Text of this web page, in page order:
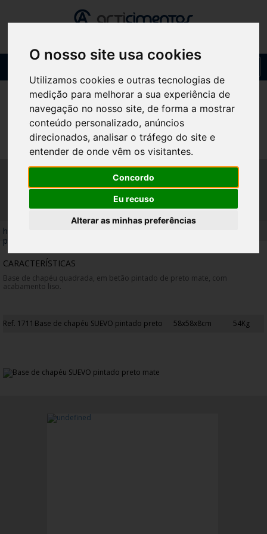
O nosso site usa cookies
Utilizamos cookies e outras tecnologias de
medição para melhorar a sua experiência de
navegação no nosso site, de forma a mostrar
conteúdo personalizado, anúncios
direcionados, analisar o tráfego do site e
entender de onde vêm os visitantes.
Concordo
Eu recuso
Alterar as minhas preferências
BASE DE CHAPÉU SUEVO
PINTADO PRETO MATE
home
pintado preto mate
CARACTERÍSTICAS
Base de chapéu quadrada, em betão pintado de preto mate, com
acabamento liso.
Ref. 1711 Base de chapéu SUEVO pintado preto 58x58x8cm 54Kg